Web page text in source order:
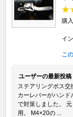
購
イ
こ
ユーザーの最新投稿
ステアリングボス
カーレバーがハンド
で対策しました。
用。 M4×20の ...